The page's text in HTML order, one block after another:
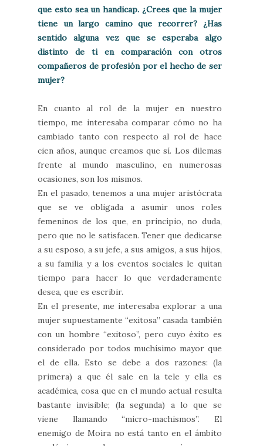
que esto sea un handicap. ¿Crees que la mujer
tiene un largo camino que recorrer? ¿Has
sentido alguna vez que se esperaba algo
distinto de ti en comparación con otros
compañeros de profesión por el hecho de ser
mujer?
En cuanto al rol de la mujer en nuestro
tiempo, me interesaba comparar cómo no ha
cambiado tanto con respecto al rol de hace
cien años, aunque creamos que sí. Los dilemas
frente al mundo masculino, en numerosas
ocasiones, son los mismos.
En el pasado, tenemos a una mujer aristócrata
que se ve obligada a asumir unos roles
femeninos de los que, en principio, no duda,
pero que no le satisfacen. Tener que dedicarse
a su esposo, a su jefe, a sus amigos, a sus hijos,
a su familia y a los eventos sociales le quitan
tiempo para hacer lo que verdaderamente
desea, que es escribir.
En el presente, me interesaba explorar a una
mujer supuestamente “exitosa” casada también
con un hombre “exitoso”, pero cuyo éxito es
considerado por todos muchísimo mayor que
el de ella. Esto se debe a dos razones: (la
primera) a que él sale en la tele y ella es
académica, cosa que en el mundo actual resulta
bastante invisible; (la segunda) a lo que se
viene llamando “micro-machismos”. El
enemigo de Moira no está tanto en el ámbito